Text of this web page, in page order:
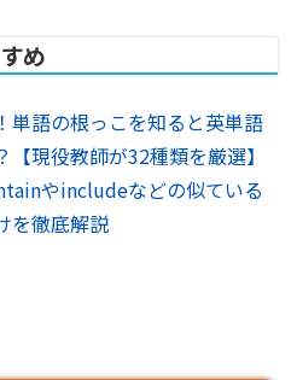
め
単語の根っこを知ると英単語
現役教師が32種類を厳選】
やincludeなどの似ている
を徹底解説